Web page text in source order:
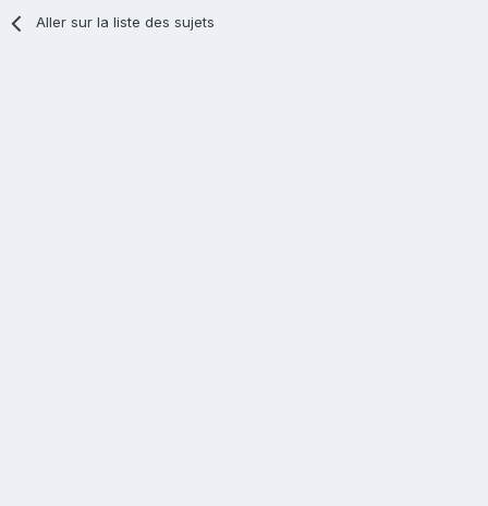
Aller sur la liste des sujets